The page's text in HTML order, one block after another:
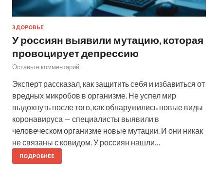
ЗДОРОВЬЕ
У россиян выявили мутацию, которая
провоцирует депрессию
Оставьте комментарий
Эксперт рассказал, как защитить себя и избавиться от
вредных микробов в организме. Не успел мир
выдохнуть после того, как обнаружились новые виды
коронавируса — специалисты выявили в
человеческом организме новые мутации. И они никак
не связаны с ковидом. У россиян нашли…
ПОДРОБНЕЕ